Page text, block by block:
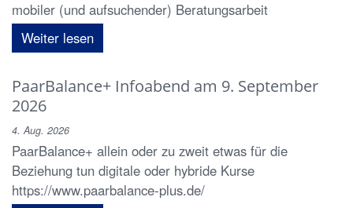
mobiler (und aufsuchender) Beratungsarbeit
Weiter lesen
PaarBalance+ Infoabend am 9. September
2026
4. Aug. 2026
PaarBalance+ allein oder zu zweit etwas für die
Beziehung tun digitale oder hybride Kurse
https://www.paarbalance-plus.de/